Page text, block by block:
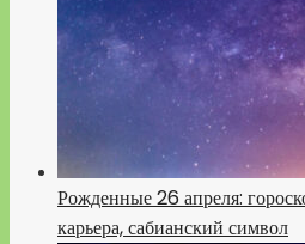
Рожденные 26 апреля:
карьера, сабианский символ